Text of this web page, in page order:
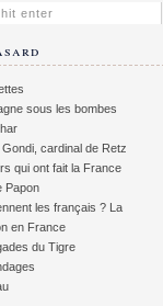
sous les bombes
Gondi, cardinal de Retz
qui ont fait la France
Papon
les français ? La
en France
du Tigre